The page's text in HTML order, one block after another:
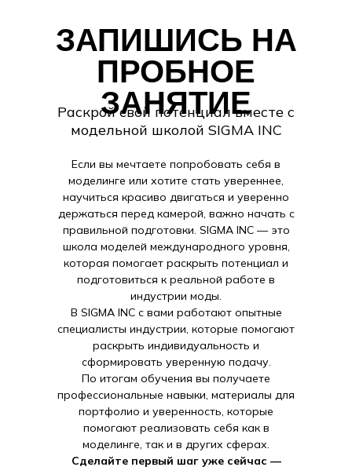
Если вы мечтаете попробовать себя в
моделинге или хотите стать увереннее,
научиться красиво двигаться и уверенно
держаться перед камерой, важно начать с
правильной подготовки. SIGMA INC — это
школа моделей международного уровня,
которая помогает раскрыть потенциал и
подготовиться к реальной работе в
индустрии моды.
В SIGMA INC с вами работают опытные
специалисты индустрии, которые помогают
раскрыть индивидуальность и
сформировать уверенную подачу.
По итогам обучения вы получаете
профессиональные навыки, материалы для
портфолио и уверенность, которые
помогают реализовать себя как в
моделинге, так и в других сферах.
Сделайте первый шаг уже сейчас —
ЗАПИШИСЬ НА
ПРОБНОЕ
ЗАНЯТИЕ
Раскрой свой потенциал вместе с
модельной школой SIGMA INC